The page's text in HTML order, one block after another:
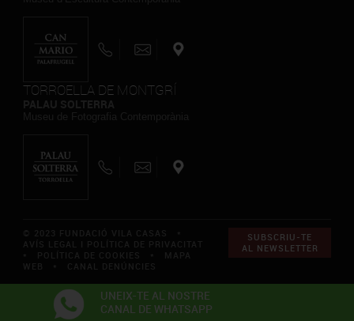
TORROELLA DE MONTGRÍ
SUBSCRIU-TE
AL NEWSLETTER
UNEIX-TE AL NOSTRE
CANAL DE WHATSAPP